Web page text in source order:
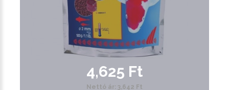
4,625 Ft
Nettó ár: 3,642 Ft